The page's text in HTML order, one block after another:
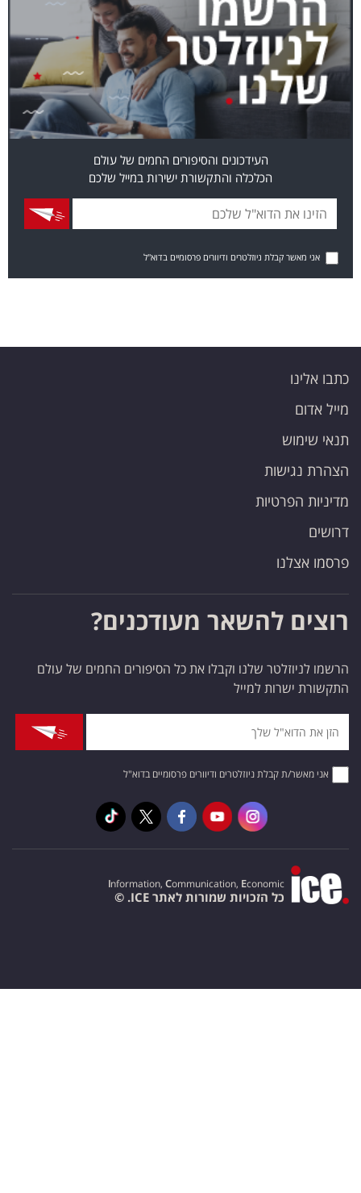
העידכונים והסיפורים החמים של עולם
הכלכלה והתקשורת ישירות במייל שלכם
אני מאשר קבלת ניוזלטרים ודיוורים פרסומיים בדוא"ל
כתבו אלינו
מייל אדום
תנאי שימוש
הצהרת נגישות
מדיניות הפרטיות
דרושים
פרסמו אצלנו
רוצים להשאר מעודכנים?
הרשמו לניוזלטר שלנו וקבלו את כל הסיפורים החמים של עולם
התקשורת ישרות למייל
אני מאשר/ת קבלת ניוזלטרים ודיוורים פרסומיים בדוא"ל
Information, Communication, Economic
כל הזכויות שמורות לאתר ICE. ©